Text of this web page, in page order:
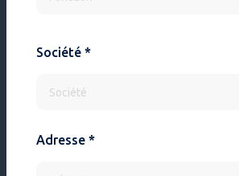
Société *
Adresse *